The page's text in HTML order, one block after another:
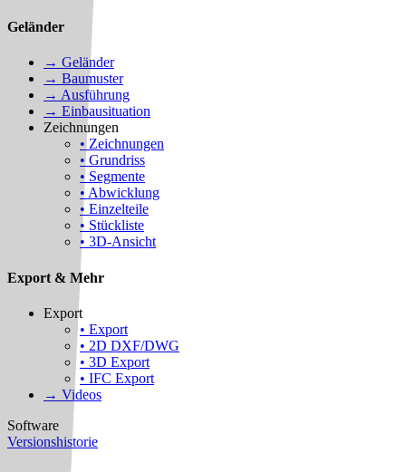
Geländer
→ Geländer
→ Baumuster
→ Ausführung
→ Einbausituation
Zeichnungen
• Zeichnungen
• Grundriss
• Segmente
• Abwicklung
• Einzelteile
• Stückliste
• 3D-Ansicht
Export & Mehr
Export
• Export
• 2D DXF/DWG
• 3D Export
• IFC Export
→ Videos
Software
Versionshistorie